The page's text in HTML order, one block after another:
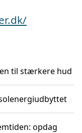
til stærkere hud
opdag